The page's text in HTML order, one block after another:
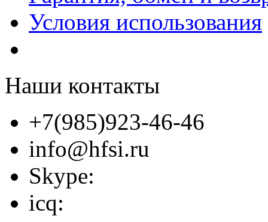
Условия использования
Наши контакты
+7(985)923-46-46
info@hfsi.ru
Skype:
icq: